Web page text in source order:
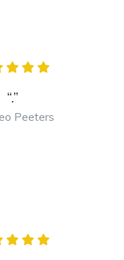
“.”
Peeters